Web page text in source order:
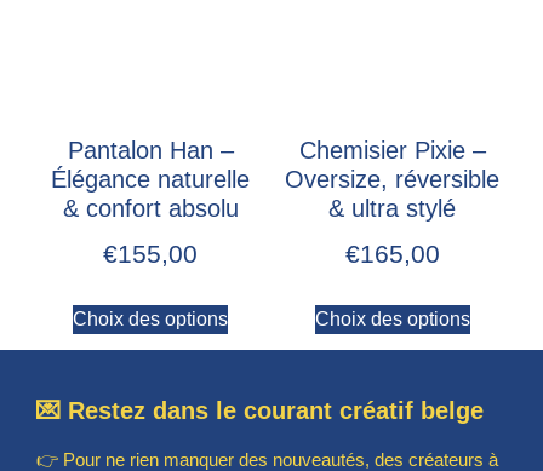
Pantalon Han –
Élégance naturelle
& confort absolu
€155,00
Choix des options
Chemisier Pixie –
Oversize, réversible
& ultra stylé
€165,00
Choix des options
💌 Restez dans le courant créatif belge
👉 Pour ne rien manquer des nouveautés, des créateurs à